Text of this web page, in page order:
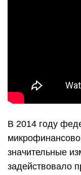
В 2014 году
значительные
задействовало